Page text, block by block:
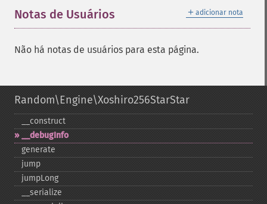
＋ adicionar nota
Notas de Usuários
Não há notas de usuários para esta página.
Random\Engine\Xoshiro256StarStar
_​_​construct
_​_​debugInfo
generate
jump
jumpLong
_​_​serialize